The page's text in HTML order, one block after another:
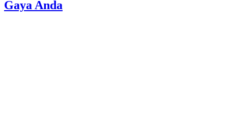
Gaya Anda